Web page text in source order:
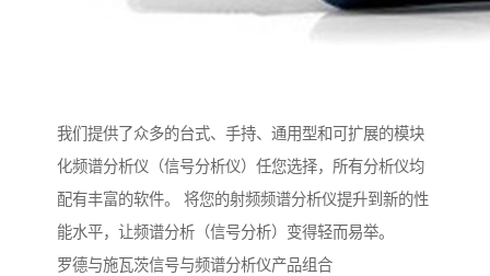
我们提供了众多的台式、手持、通用型和可扩展的模块
化频谱分析仪（信号分析仪）任您选择，所有分析仪均
配有丰富的软件。 将您的射频频谱分析仪提升到新的性
能水平，让频谱分析（信号分析）变得轻而易举。
罗德与施瓦茨信号与频谱分析仪产品组合